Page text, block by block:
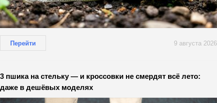
Перейти 9 августа 2026
3 пшика на стельку — и кроссовки не смердят всё лето:
даже в дешёвых моделях